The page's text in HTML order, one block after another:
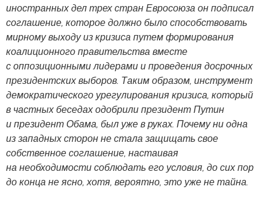
иностранных дел трех стран Евросоюза он подписал
соглашение, которое должно было способствовать
мирному выходу из кризиса путем формирования
коалиционного правительства вместе
с оппозиционными лидерами и проведения досрочных
президентских выборов. Таким образом, инструмент
демократического урегулирования кризиса, который
в частных беседах одобрили президент Путин
и президент Обама, был уже в руках. Почему ни одна
из западных сторон не стала защищать свое
собственное соглашение, настаивая
на необходимости соблюдать его условия, до сих пор
до конца не ясно, хотя, вероятно, это уже не тайна.